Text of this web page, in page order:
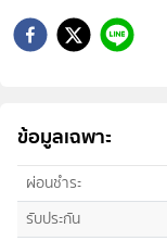
ข้อมูลเฉพาะ
ผ่อนชำระ
รับประกัน